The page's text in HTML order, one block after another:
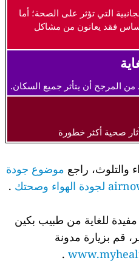
التي تؤثر على الصحة؛ أما
فقد يعانون من مشاكل
المرجح أن يتأثر جميع السكان.
صحية أكثر خطورة
والتلوث، راجع موضوع جودة
.
للغاية من طبيب بكين
قم بزيارة مدونة
.